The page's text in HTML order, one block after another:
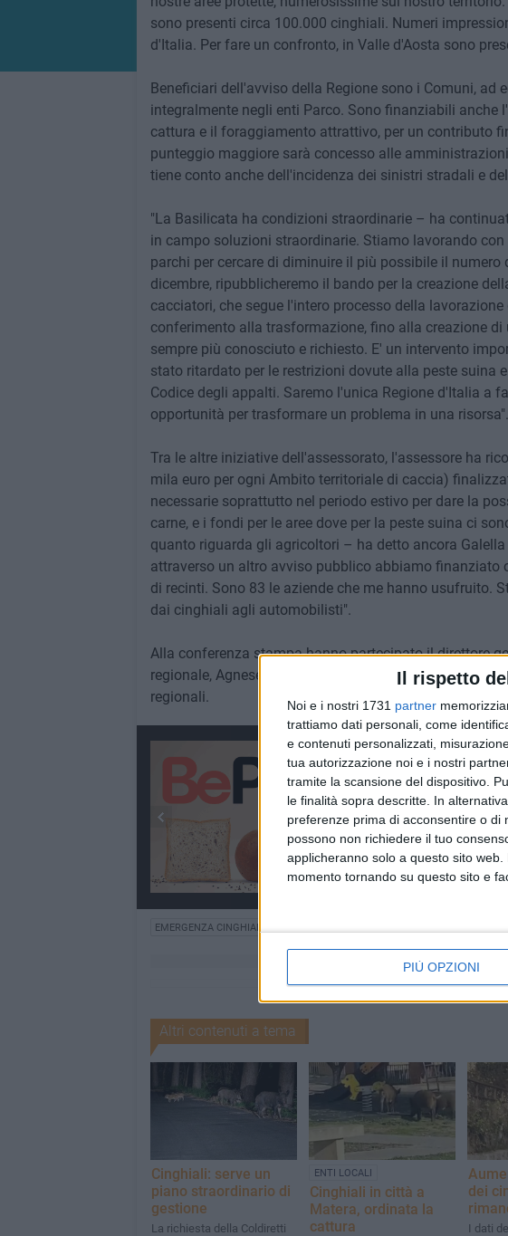
Il rispetto
Noi e i nostri 1731 partner
trattiamo dati personali, come
e contenuti personalizzati,
tua autorizzazione noi e i nostri
tramite la scansione del dispositivo.
le finalità sopra descritte. In
preferenze prima di acconsentire o di
possono non richiedere il tuo
applicheranno solo a questo sito
momento tornando su questo sito e
PIÙ OPZIONI
sono presenti circa 100.000 cinghiali. Numeri
d'Italia. Per fare un confronto, in Valle d'Aosta sono
Beneficiari dell'avviso della Regione sono i Comuni, ad
integralmente negli enti Parco. Sono finanziabili anche
cattura e il foraggiamento attrattivo, per un contributo
punteggio maggiore sarà concesso alle
tiene conto anche dell'incidenza dei sinistri stradali e
"La Basilicata ha condizioni straordinarie – ha
in campo soluzioni straordinarie. Stiamo lavorando
parchi per cercare di diminuire il più possibile il numero
dicembre, ripubblicheremo il bando per la creazione
cacciatori, che segue l'intero processo della
conferimento alla trasformazione, fino alla creazione
sempre più conosciuto e richiesto. E' un intervento
stato ritardato per le restrizioni dovute alla peste suina
Codice degli appalti. Saremo l'unica Regione d'Italia a
opportunità per trasformare un problema in una risorsa".
Tra le altre iniziative dell'assessorato, l'assessore ha
mila euro per ogni Ambito territoriale di caccia)
necessarie soprattutto nel periodo estivo per dare la
carne, e i fondi per le aree dove per la peste suina ci
quanto riguarda gli agricoltori – ha detto ancora
attraverso un altro avviso pubblico abbiamo finanziato
di recinti. Sono 83 le aziende che me hanno usufruito.
dai cinghiali agli automobilisti".
Alla conferenza stampa hanno partecipato il direttore
regionale, Agnese Lanzieri, che hanno illustrato gli
regionali.
EMERGENZA CINGHIALI
Altri contenuti a tema
Cinghiali: serve un
piano straordinario di
gestione
La richiesta della Coldiretti
ENTI LOCALI
Cinghiali in città a
Matera, ordinata la
cattura
dei
I dati